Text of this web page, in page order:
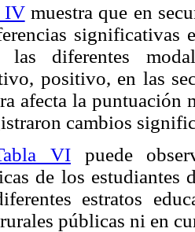
IVmuestra que en
significativas
las diferentes
positivo, en las
afecta la puntuación
cambios
VIpuede
de los estudiantes
estratos
públicas ni en